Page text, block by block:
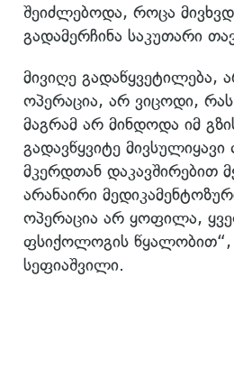
შეიძლებოდა, როცა
გადამერჩინა საკუთარი
მივიღე გადაწყვეტილება,
ოპერაცია, არ ვიცოდი,
მაგრამ არ მინდოდა იმ
გადავწყვიტე
მკერდთან დაკავშირებით
არანაირი
ოპერაცია არ ყოფილა,
ფსიქოლოგის წყალობით“,
სეფიაშვილი.